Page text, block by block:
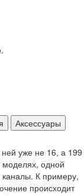
Аксессуары
уже не 16, а 199
моделях, одной
К примеру,
происходит